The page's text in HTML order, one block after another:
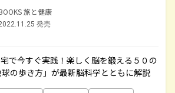
旅と健康
発売
で今すぐ実践！楽しく脳を鍛える５０の
の歩き方」が最新脳科学とともに解説